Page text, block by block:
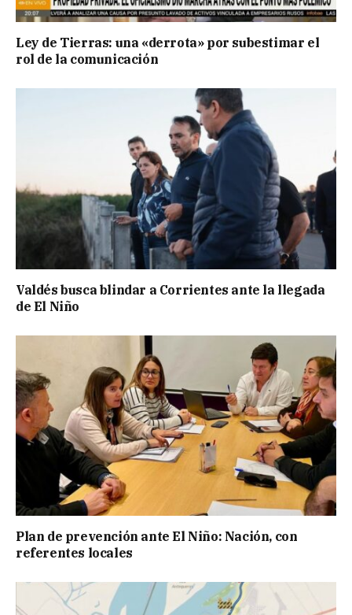
Ley de Tierras: una «derrota» por subestimar el
rol de la comunicación
Valdés busca blindar a Corrientes ante la llegada
de El Niño
Plan de prevención ante El Niño: Nación, con
referentes locales